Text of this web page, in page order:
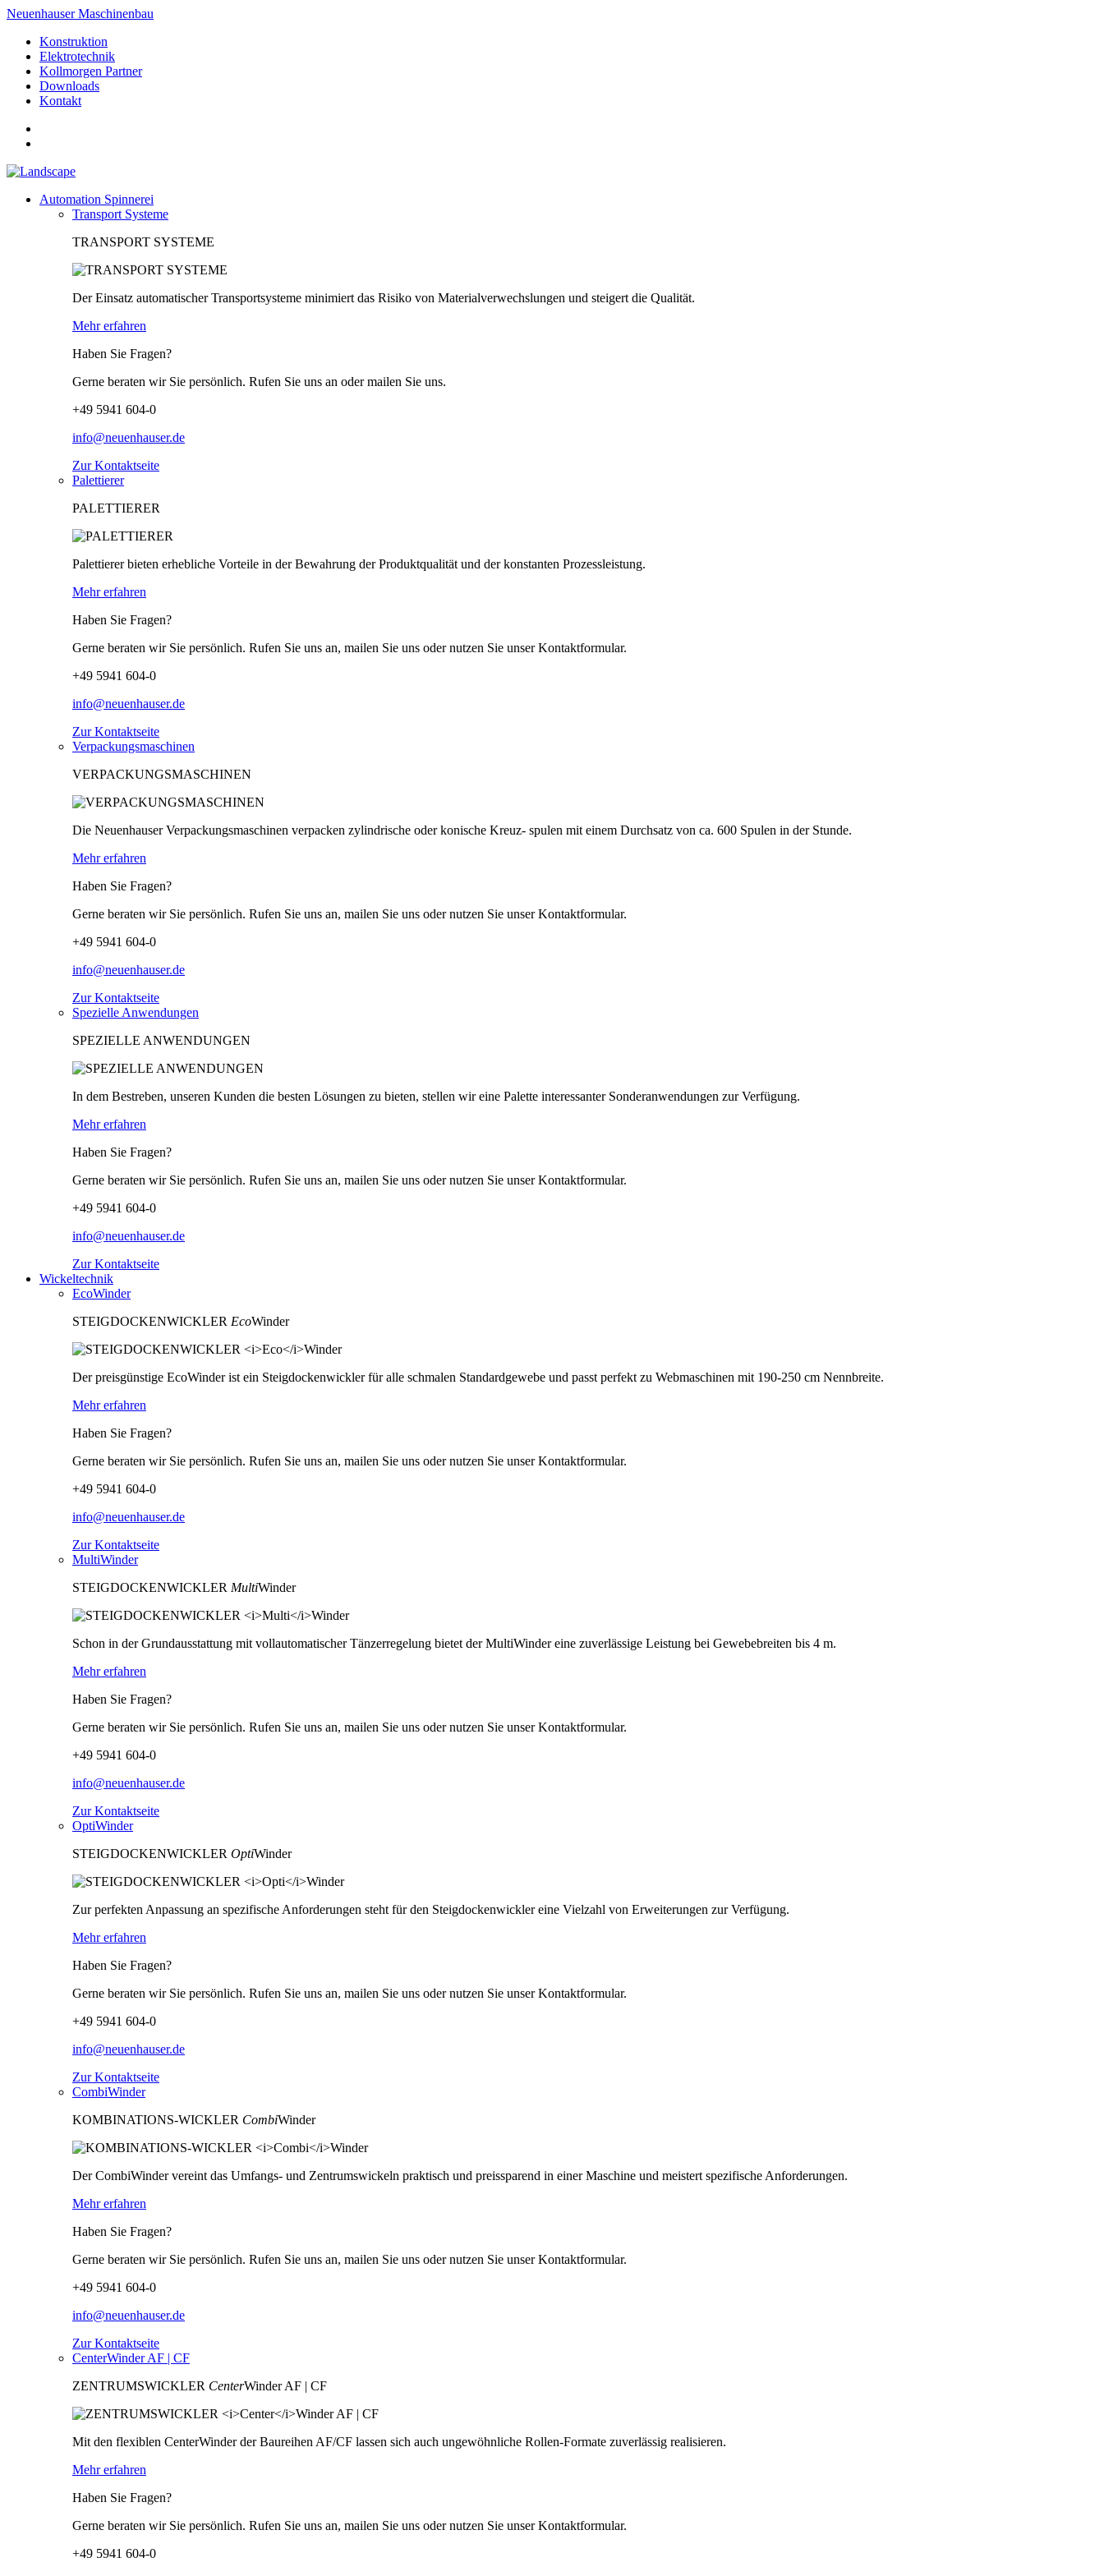
Neuenhauser Maschinenbau
Konstruktion
Elektrotechnik
Kollmorgen Partner
Downloads
Kontakt
Automation Spinnerei
Transport Systeme
TRANSPORT SYSTEME
Der Einsatz automatischer Transportsysteme minimiert das Risiko von Materialverwechslungen und steigert die Qualität.
Mehr erfahren
Haben Sie Fragen?
Gerne beraten wir Sie persönlich. Rufen Sie uns an oder mailen Sie uns.
+49 5941 604-0
info@neuenhauser.de
Zur Kontaktseite
Palettierer
PALETTIERER
Palettierer bieten erhebliche Vorteile in der Bewahrung der Produktqualität und der konstanten Prozessleistung.
Mehr erfahren
Haben Sie Fragen?
Gerne beraten wir Sie persönlich. Rufen Sie uns an, mailen Sie uns oder nutzen Sie unser Kontaktformular.
+49 5941 604-0
info@neuenhauser.de
Zur Kontaktseite
Verpackungsmaschinen
VERPACKUNGSMASCHINEN
Die Neuenhauser Verpackungsmaschinen verpacken zylindrische oder konische Kreuz- spulen mit einem Durchsatz von ca. 600 Spulen in der Stunde.
Mehr erfahren
Haben Sie Fragen?
Gerne beraten wir Sie persönlich. Rufen Sie uns an, mailen Sie uns oder nutzen Sie unser Kontaktformular.
+49 5941 604-0
info@neuenhauser.de
Zur Kontaktseite
Spezielle Anwendungen
SPEZIELLE ANWENDUNGEN
In dem Bestreben, unseren Kunden die besten Lösungen zu bieten, stellen wir eine Palette interessanter Sonderanwendungen zur Verfügung.
Mehr erfahren
Haben Sie Fragen?
Gerne beraten wir Sie persönlich. Rufen Sie uns an, mailen Sie uns oder nutzen Sie unser Kontaktformular.
+49 5941 604-0
info@neuenhauser.de
Zur Kontaktseite
Wickeltechnik
EcoWinder
STEIGDOCKENWICKLER EcoWinder
Der preisgünstige EcoWinder ist ein Steigdockenwickler für alle schmalen Standardgewebe und passt perfekt zu Webmaschinen mit 190-250 cm Nennbreite.
Mehr erfahren
Haben Sie Fragen?
Gerne beraten wir Sie persönlich. Rufen Sie uns an, mailen Sie uns oder nutzen Sie unser Kontaktformular.
+49 5941 604-0
info@neuenhauser.de
Zur Kontaktseite
MultiWinder
STEIGDOCKENWICKLER MultiWinder
Schon in der Grundausstattung mit vollautomatischer Tänzerregelung bietet der MultiWinder eine zuverlässige Leistung bei Gewebebreiten bis 4 m.
Mehr erfahren
Haben Sie Fragen?
Gerne beraten wir Sie persönlich. Rufen Sie uns an, mailen Sie uns oder nutzen Sie unser Kontaktformular.
+49 5941 604-0
info@neuenhauser.de
Zur Kontaktseite
OptiWinder
STEIGDOCKENWICKLER OptiWinder
Zur perfekten Anpassung an spezifische Anforderungen steht für den Steigdockenwickler eine Vielzahl von Erweiterungen zur Verfügung.
Mehr erfahren
Haben Sie Fragen?
Gerne beraten wir Sie persönlich. Rufen Sie uns an, mailen Sie uns oder nutzen Sie unser Kontaktformular.
+49 5941 604-0
info@neuenhauser.de
Zur Kontaktseite
CombiWinder
KOMBINATIONS-WICKLER CombiWinder
Der CombiWinder vereint das Umfangs- und Zentrumswickeln praktisch und preissparend in einer Maschine und meistert spezifische Anforderungen.
Mehr erfahren
Haben Sie Fragen?
Gerne beraten wir Sie persönlich. Rufen Sie uns an, mailen Sie uns oder nutzen Sie unser Kontaktformular.
+49 5941 604-0
info@neuenhauser.de
Zur Kontaktseite
CenterWinder AF | CF
ZENTRUMSWICKLER CenterWinder AF | CF
Mit den flexiblen CenterWinder der Baureihen AF/CF lassen sich auch ungewöhnliche Rollen-Formate zuverlässig realisieren.
Mehr erfahren
Haben Sie Fragen?
Gerne beraten wir Sie persönlich. Rufen Sie uns an, mailen Sie uns oder nutzen Sie unser Kontaktformular.
+49 5941 604-0